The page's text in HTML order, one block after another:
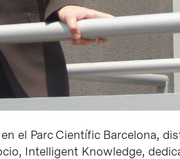
el Parc Científic Barcelona,
Intelligent Knowledge,